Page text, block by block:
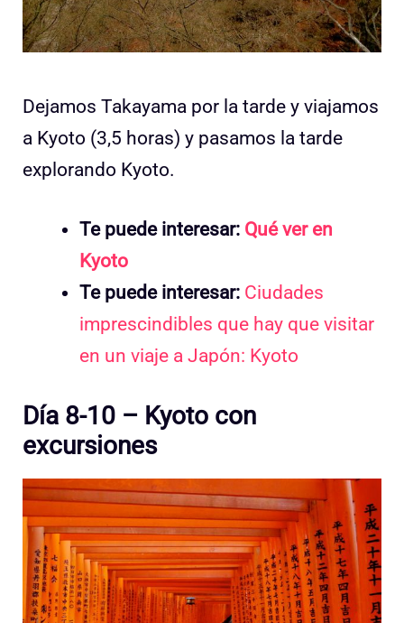
Dejamos Takayama por la tarde y viajamos
a Kyoto (3,5 horas) y pasamos la tarde
explorando Kyoto.
Te puede interesar: Qué ver en
Kyoto
Te puede interesar: Ciudades
imprescindibles que hay que visitar
en un viaje a Japón: Kyoto
Día 8-10 – Kyoto con
excursiones